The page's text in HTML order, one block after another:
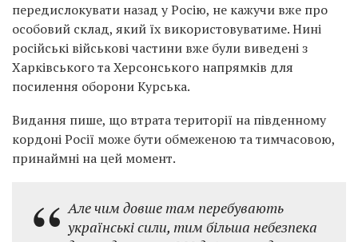
передислокувати назад у Росію, не кажучи вже про
особовий склад, який їх використовуватиме. Нині
російські військові частини вже були виведені з
Харківського та Херсонського напрямків для
посилення оборони Курська.
Видання пише, що втрата території на південному
кордоні Росії може бути обмеженою та тимчасовою,
принаймні на цей момент.
Але чим довше там перебувають
українські сили, тим більша небезпека